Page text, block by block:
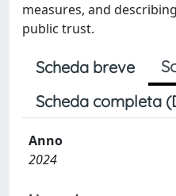
measures, and
public trust.
Scheda breve
Scheda completa
Anno
2024